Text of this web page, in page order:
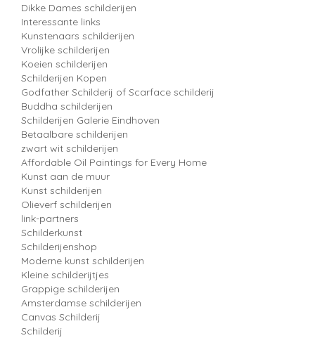
Dikke Dames schilderijen
Interessante links
Kunstenaars schilderijen
Vrolijke schilderijen
Koeien schilderijen
Schilderijen Kopen
Godfather Schilderij of Scarface schilderij
Buddha schilderijen
Schilderijen Galerie Eindhoven
Betaalbare schilderijen
zwart wit schilderijen
Affordable Oil Paintings for Every Home
Kunst aan de muur
Kunst schilderijen
Olieverf schilderijen
link-partners
Schilderkunst
Schilderijenshop
Moderne kunst schilderijen
Kleine schilderijtjes
Grappige schilderijen
Amsterdamse schilderijen
Canvas Schilderij
Schilderij